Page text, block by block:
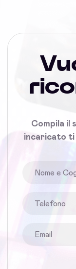
Compila il
incaricato ti